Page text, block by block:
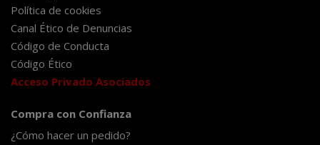
Política de cookies
Canal Ético de Denuncias
Código de Conducta
Código Ético
Acceso Privado Asociados
Compra con Confianza
¿Cómo hacer un pedido?